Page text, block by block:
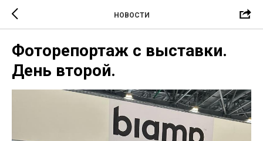
НОВОСТИ
Фоторепортаж с выставки.
День второй.